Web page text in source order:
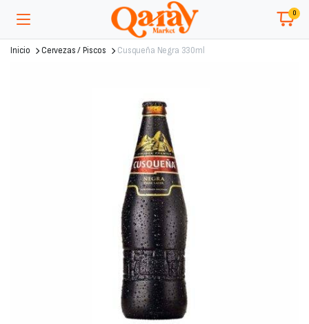
0
Inicio Cervezas / Piscos Cusqueña Negra 330ml